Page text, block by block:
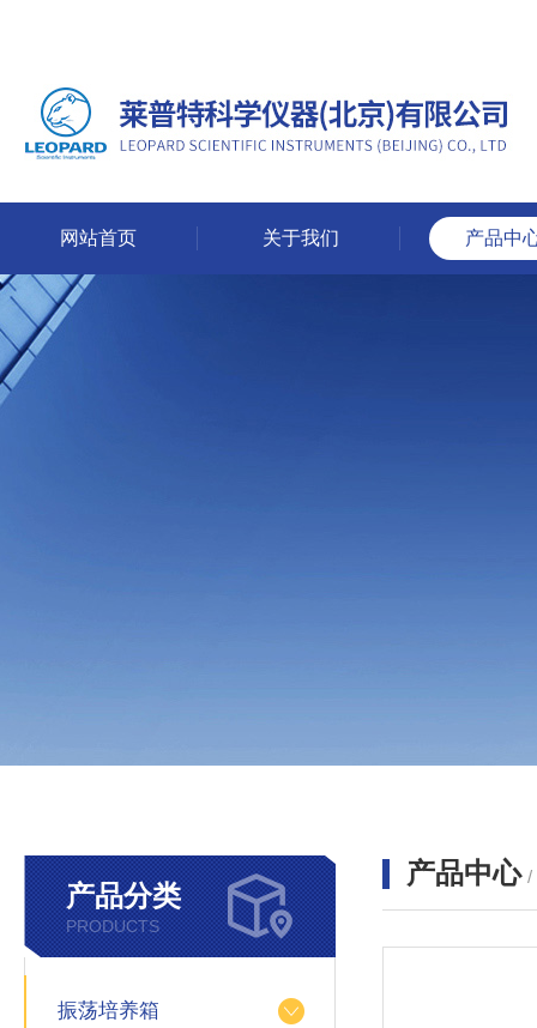
网站首页 关于我们 产品中
产品分类
PRODUCTS
振荡培养箱
产品中心 /